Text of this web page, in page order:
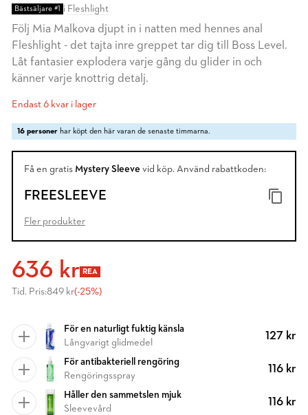
Bästsäljare #1 i Fleshlight
Följ Mia Malkova djupt in i natten med hennes anal
Fleshlight - det tajta inre greppet tar dig till Boss Level.
Låt fantasier explodera varje gång du glider in och
känner varje knottrig detalj.
Endast 6 kvar i lager
16 personer har köpt den här varan de senaste timmarna.
Få en gratis Mystery Sleeve vid köp. Använd rabattkoden:
FREESLEEVE
Fler produkter
636 kr REA
Tid. Pris:849 kr(-25%)
För en naturligt fuktig känsla
Långvarigt glidmedel
127 kr
För antibakteriell rengöring
Rengöringsspray
116 kr
Håller den sammetslen mjuk
Sleevevård
116 kr